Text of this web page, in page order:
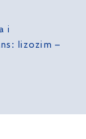
i
lizozim –